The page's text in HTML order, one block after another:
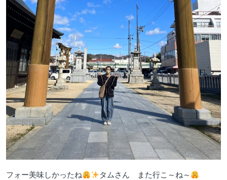
フォー美味しかったね タムさん また行こ～ね～